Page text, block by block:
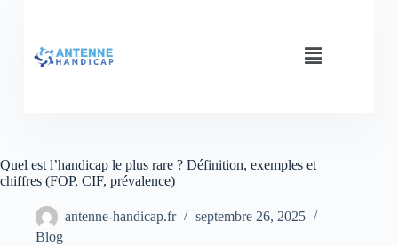
Quel est l’handicap le plus rare ? Définition, exemples et
chiffres (FOP, CIF, prévalence)
antenne-handicap.fr
septembre 26, 2025
Blog